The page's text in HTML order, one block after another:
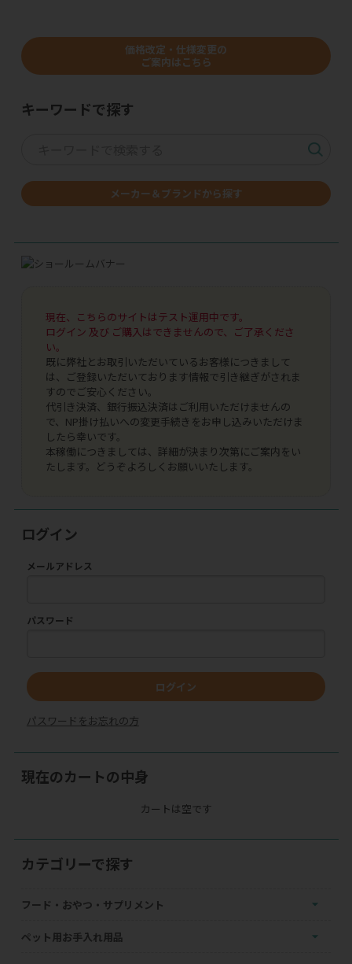
価格改定・仕様変更の
ご案内はこちら
キーワードで探す
メーカー＆ブランドから探す
現在、こちらのサイトはテスト運用中です。
ログイン 及び ご購入はできませんので、ご了承くださ
い。
既に弊社とお取引いただいているお客様につきまして
は、ご登録いただいております情報で引き継ぎがされま
すのでご安心ください。
代引き決済、銀行振込決済はご利用いただけませんの
で、NP掛け払いへの変更手続きをお申し込みいただけま
したら幸いです。
本稼働につきましては、詳細が決まり次第にご案内をい
たします。どうぞよろしくお願いいたします。
ログイン
メールアドレス
パスワード
ログイン
パスワードをお忘れの方
現在のカートの中身
カートは空です
カテゴリーで探す
フード・おやつ・サプリメント
ペット用お手入れ用品